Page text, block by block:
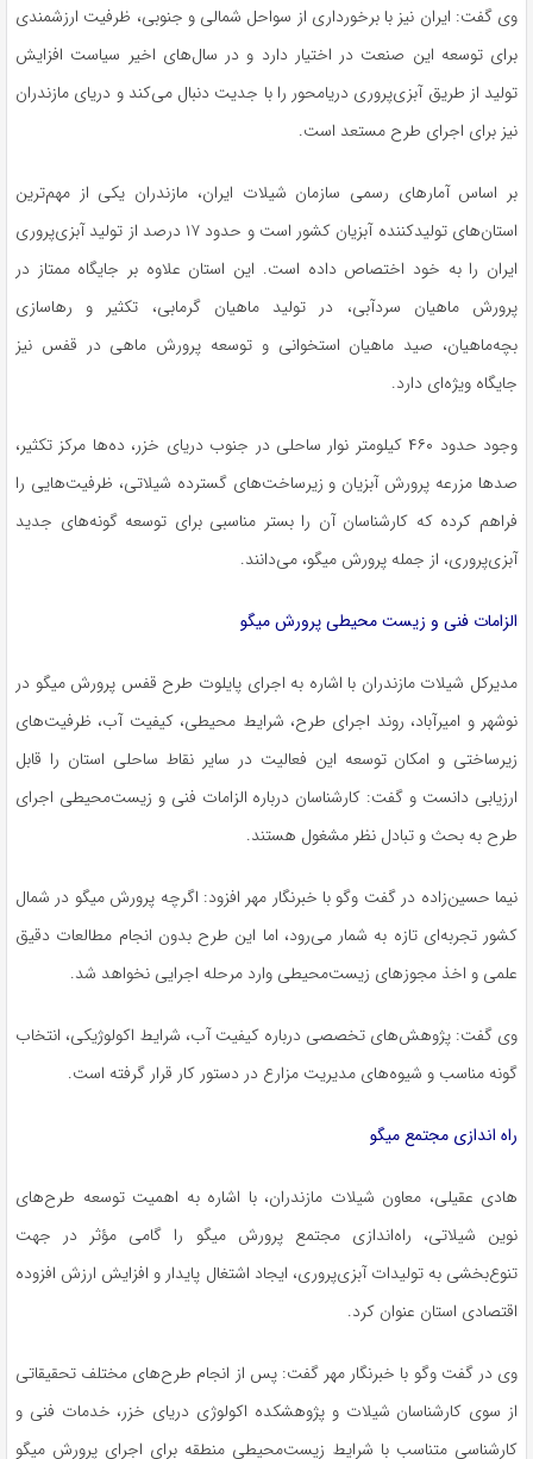
وی گفت: ایران نیز با برخورداری از سواحل شمالی و جنوبی، ظرفیت ارزشمندی
برای توسعه این صنعت در اختیار دارد و در سال‌های اخیر سیاست افزایش
تولید از طریق آبزی‌پروری دریامحور را با جدیت دنبال می‌کند و دریای مازندران
نیز برای اجرای طرح مستعد است.
بر اساس آمارهای رسمی سازمان شیلات ایران، مازندران یکی از مهم‌ترین
استان‌های تولیدکننده آبزیان کشور است و حدود ۱۷ درصد از تولید آبزی‌پروری
ایران را به خود اختصاص داده است. این استان علاوه بر جایگاه ممتاز در
پرورش ماهیان سردآبی، در تولید ماهیان گرمابی، تکثیر و رهاسازی
بچه‌ماهیان، صید ماهیان استخوانی و توسعه پرورش ماهی در قفس نیز
جایگاه ویژه‌ای دارد.
وجود حدود ۴۶۰ کیلومتر نوار ساحلی در جنوب دریای خزر، ده‌ها مرکز تکثیر،
صدها مزرعه پرورش آبزیان و زیرساخت‌های گسترده شیلاتی، ظرفیت‌هایی را
فراهم کرده که کارشناسان آن را بستر مناسبی برای توسعه گونه‌های جدید
آبزی‌پروری، از جمله پرورش میگو، می‌دانند.
الزامات فنی و زیست محیطی پرورش میگو
مدیرکل شیلات مازندران با اشاره به اجرای پایلوت طرح قفس پرورش میگو در
نوشهر و امیرآباد، روند اجرای طرح، شرایط محیطی، کیفیت آب، ظرفیت‌های
زیرساختی و امکان توسعه این فعالیت در سایر نقاط ساحلی استان را قابل
ارزیابی دانست و گفت: کارشناسان درباره الزامات فنی و زیست‌محیطی اجرای
طرح به بحث و تبادل نظر مشغول هستند.
نیما حسین‌زاده در گفت وگو با خبرنگار مهر افزود: اگرچه پرورش میگو در شمال
کشور تجربه‌ای تازه به شمار می‌رود، اما این طرح بدون انجام مطالعات دقیق
علمی و اخذ مجوزهای زیست‌محیطی وارد مرحله اجرایی نخواهد شد.
وی گفت: پژوهش‌های تخصصی درباره کیفیت آب، شرایط اکولوژیکی، انتخاب
گونه مناسب و شیوه‌های مدیریت مزارع در دستور کار قرار گرفته است.
راه اندازی مجتمع میگو
هادی عقیلی، معاون شیلات مازندران، با اشاره به اهمیت توسعه طرح‌های
نوین شیلاتی، راه‌اندازی مجتمع پرورش میگو را گامی مؤثر در جهت
تنوع‌بخشی به تولیدات آبزی‌پروری، ایجاد اشتغال پایدار و افزایش ارزش افزوده
اقتصادی استان عنوان کرد.
وی در گفت وگو با خبرنگار مهر گفت: پس از انجام طرح‌های مختلف تحقیقاتی
از سوی کارشناسان شیلات و پژوهشکده اکولوژی دریای خزر، خدمات فنی و
کارشناسی متناسب با شرایط زیست‌محیطی منطقه برای اجرای پرورش میگو